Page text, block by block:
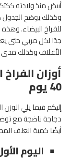
وكذلك يوضح الجدول
للفراخ البيضاء.
جدًا لكل مربي حتى
الأعلاف وكذلك
أوزان
40 يوم
إليكم فيما يلي
دجاجة ناضجة مع
أيضًا كمية العلف
اليوم